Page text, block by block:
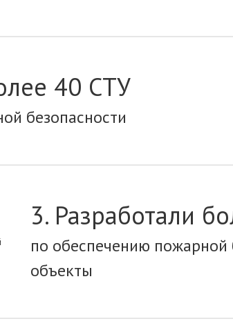
40 СТУ
безопасности
3. Разработали
по обеспечению пожарной
объекты